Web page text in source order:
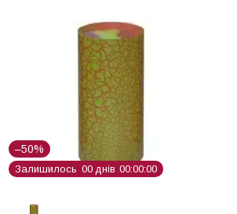
–50%
Залишилось 00 днів 00 00 00